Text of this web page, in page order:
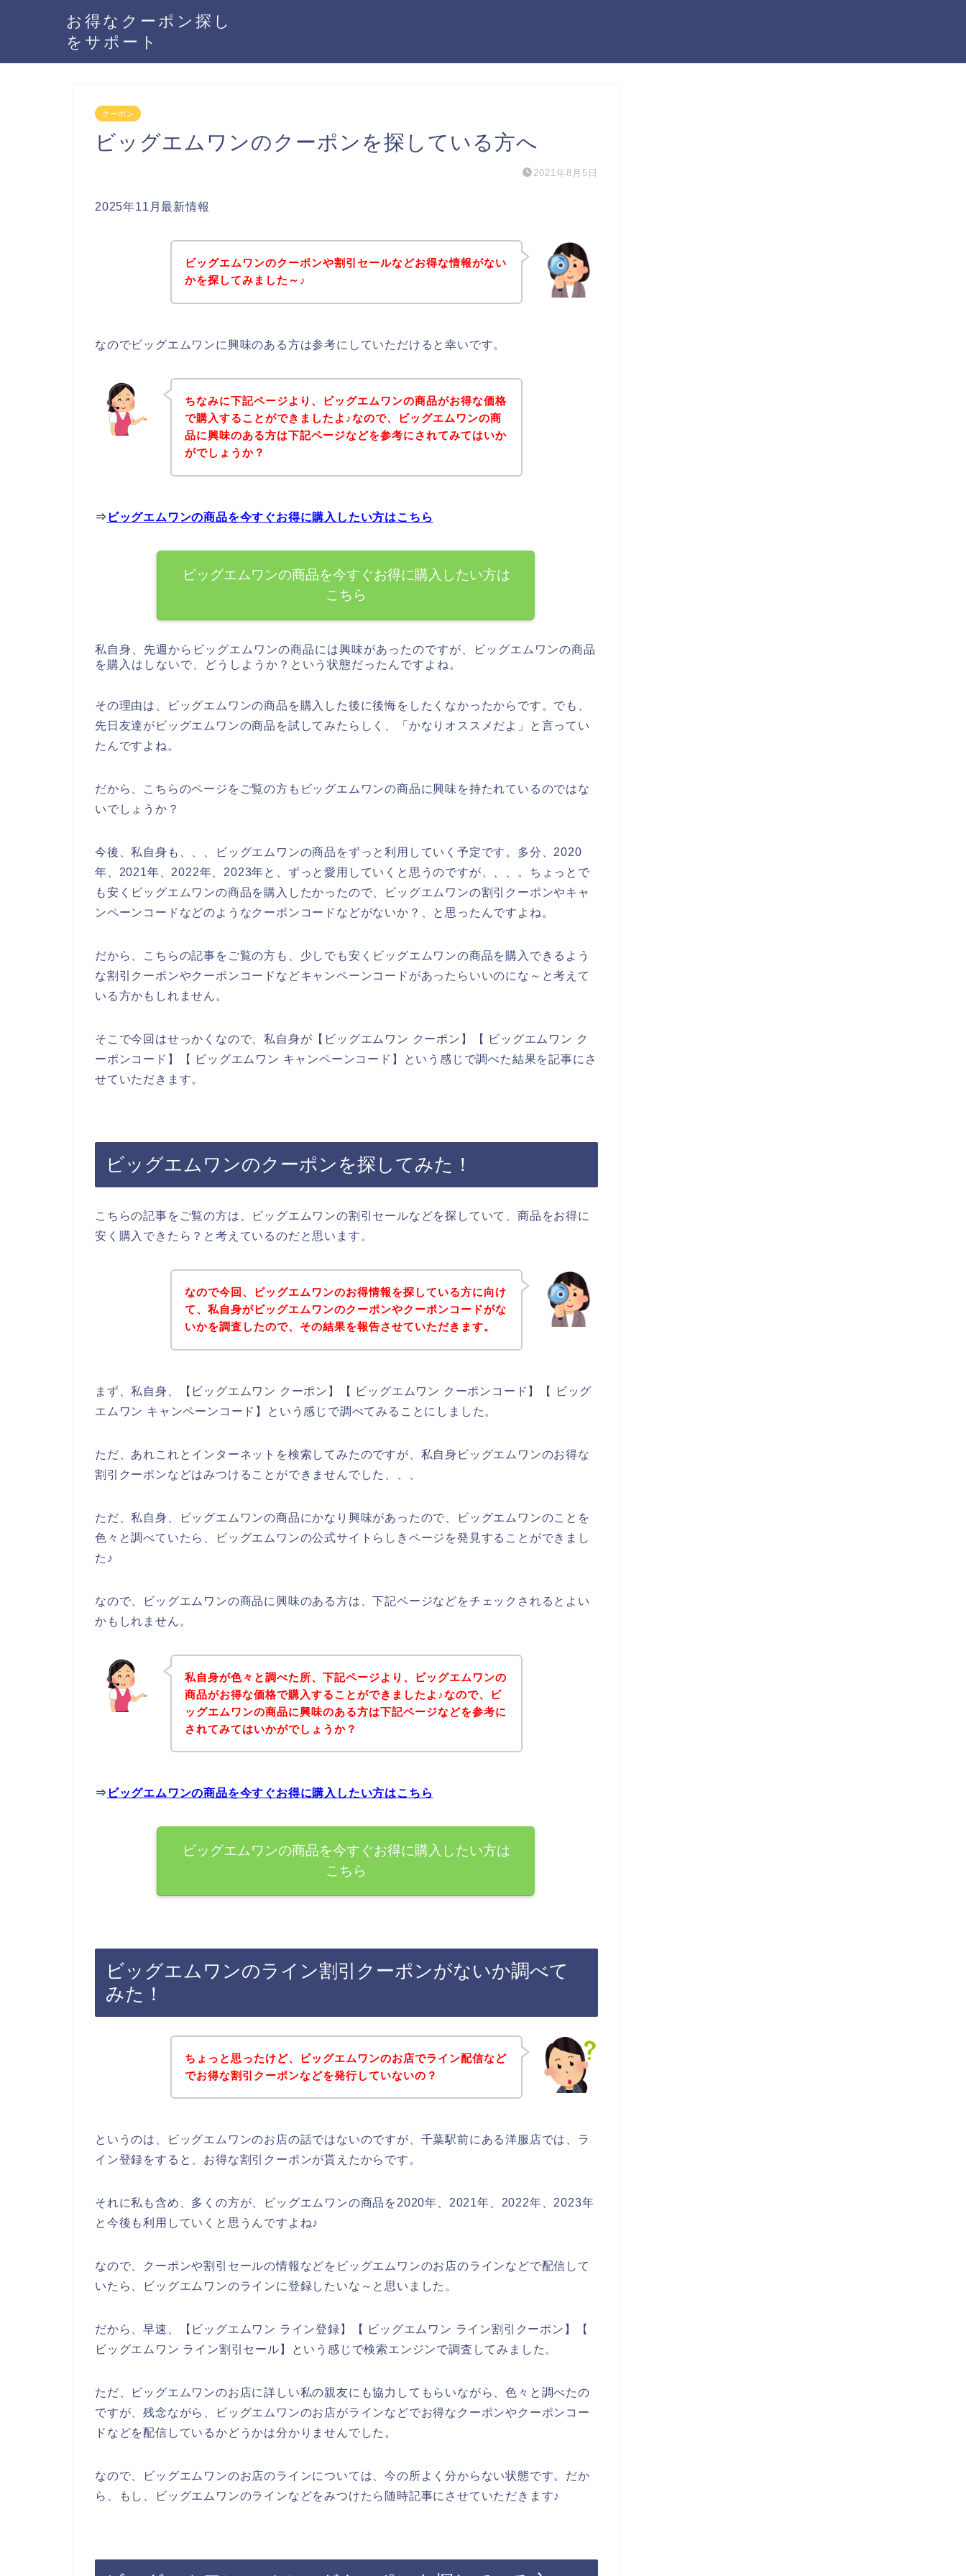
お得なクーポン探し
をサポート
クーポン
ビッグエムワンのクーポンを探している方へ
2021年8月5日
2025年11月最新情報
ビッグエムワンのクーポンや割引セールなどお得な情報がない
かを探してみました～♪
なのでビッグエムワンに興味のある方は参考にしていただけると幸いです。
ちなみに下記ページより、ビッグエムワンの商品がお得な価格
で購入することができましたよ♪なので、ビッグエムワンの商
品に興味のある方は下記ページなどを参考にされてみてはいか
がでしょうか？
⇒ ビッグエムワンの商品を今すぐお得に購入したい方はこちら
ビッグエムワンの商品を今すぐお得に購入したい方は
こちら
私自身、先週からビッグエムワンの商品には興味があったのですが、ビッグエムワンの商品
を購入はしないで、どうしようか？という状態だったんですよね。
その理由は、ビッグエムワンの商品を購入した後に後悔をしたくなかったからです。でも、
先日友達がビッグエムワンの商品を試してみたらしく、「かなりオススメだよ」と言ってい
たんですよね。
だから、こちらのページをご覧の方もビッグエムワンの商品に興味を持たれているのではな
いでしょうか？
今後、私自身も、、、ビッグエムワンの商品をずっと利用していく予定です。多分、2020
年、2021年、2022年、2023年と、ずっと愛用していくと思うのですが、、、。ちょっとで
も安くビッグエムワンの商品を購入したかったので、ビッグエムワンの割引クーポンやキャ
ンペーンコードなどのようなクーポンコードなどがないか？、と思ったんですよね。
だから、こちらの記事をご覧の方も、少しでも安くビッグエムワンの商品を購入できるよう
な割引クーポンやクーポンコードなどキャンペーンコードがあったらいいのにな～と考えて
いる方かもしれません。
そこで今回はせっかくなので、私自身が【ビッグエムワン クーポン】【 ビッグエムワン ク
ーポンコード】【 ビッグエムワン キャンペーンコード】という感じで調べた結果を記事にさ
せていただきます。
ビッグエムワンのクーポンを探してみた！
こちらの記事をご覧の方は、ビッグエムワンの割引セールなどを探していて、商品をお得に
安く購入できたら？と考えているのだと思います。
なので今回、ビッグエムワンのお得情報を探している方に向け
て、私自身がビッグエムワンのクーポンやクーポンコードがな
いかを調査したので、その結果を報告させていただきます。
まず、私自身、【ビッグエムワン クーポン】【 ビッグエムワン クーポンコード】【 ビッグ
エムワン キャンペーンコード】という感じで調べてみることにしました。
ただ、あれこれとインターネットを検索してみたのですが、私自身ビッグエムワンのお得な
割引クーポンなどはみつけることができませんでした、、、
ただ、私自身、ビッグエムワンの商品にかなり興味があったので、ビッグエムワンのことを
色々と調べていたら、ビッグエムワンの公式サイトらしきページを発見することができまし
た♪
なので、ビッグエムワンの商品に興味のある方は、下記ページなどをチェックされるとよい
かもしれません。
私自身が色々と調べた所、下記ページより、ビッグエムワンの
商品がお得な価格で購入することができましたよ♪なので、ビ
ッグエムワンの商品に興味のある方は下記ページなどを参考に
されてみてはいかがでしょうか？
⇒ ビッグエムワンの商品を今すぐお得に購入したい方はこちら
ビッグエムワンの商品を今すぐお得に購入したい方は
こちら
ビッグエムワンのライン割引クーポンがないか調べて
みた！
ちょっと思ったけど、ビッグエムワンのお店でライン配信など
でお得な割引クーポンなどを発行していないの？
というのは、ビッグエムワンのお店の話ではないのですが、千葉駅前にある洋服店では、ラ
イン登録をすると、お得な割引クーポンが貰えたからです。
それに私も含め、多くの方が、ビッグエムワンの商品を2020年、2021年、2022年、2023年
と今後も利用していくと思うんですよね♪
なので、クーポンや割引セールの情報などをビッグエムワンのお店のラインなどで配信して
いたら、ビッグエムワンのラインに登録したいな～と思いました。
だから、早速、【ビッグエムワン ライン登録】【 ビッグエムワン ライン割引クーポン】【
ビッグエムワン ライン割引セール】という感じで検索エンジンで調査してみました。
ただ、ビッグエムワンのお店に詳しい私の親友にも協力してもらいながら、色々と調べたの
ですが、残念ながら、ビッグエムワンのお店がラインなどでお得なクーポンやクーポンコー
ドなどを配信しているかどうかは分かりませんでした。
なので、ビッグエムワンのお店のラインについては、今の所よく分からない状態です。だか
ら、もし、ビッグエムワンのラインなどをみつけたら随時記事にさせていただきます♪